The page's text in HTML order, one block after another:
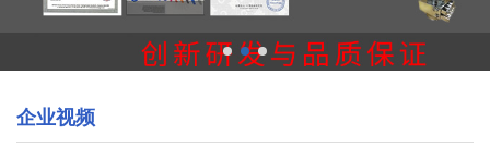
企业视频